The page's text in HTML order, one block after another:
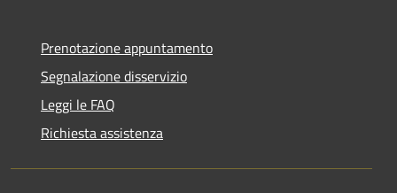
Prenotazione appuntamento
Segnalazione disservizio
Leggi le FAQ
Richiesta assistenza